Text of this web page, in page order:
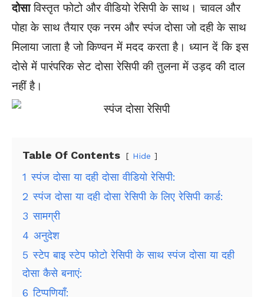
दोसाविस्तृत फोटो और वीडियो रेसिपी के साथ। चावल और
पोहा के साथ तैयार एक नरम और स्पंज दोसा जो दही के साथ
मिलाया जाता है जो किण्वन में मदद करता है। ध्यान दें कि इस
दोसे में पारंपरिक सेट दोसा रेसिपी की तुलना में उड़द की दाल
नहीं है।
Table Of Contents Hide
1 स्पंज दोसा या दही दोसा वीडियो रेसिपी:
2 स्पंज दोसा या दही दोसा रेसिपी के लिए रेसिपी कार्ड:
3 सामग्री
4 अनुदेश
5 स्टेप बाइ स्टेप फोटो रेसिपी के साथ स्पंज दोसा या दही
दोसा कैसे बनाएं:
6 टिप्पणियाँ: